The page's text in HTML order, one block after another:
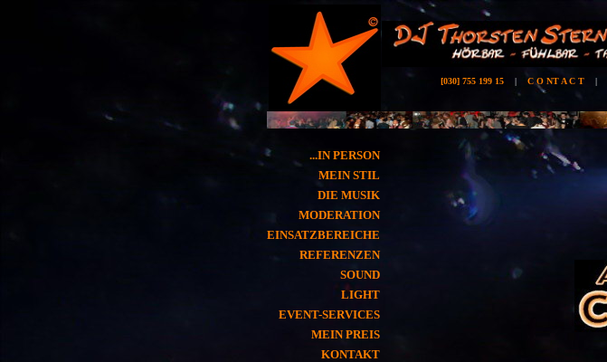
[030] 755 199 15 | C O NT A C T |
...IN PERSON
MEIN STIL
DIE MUSIK
MODERATION
EINSATZBEREICHE
REFERENZEN
SOUND
LIGHT
EVENT-SERVICES
MEIN PREIS
KONTAKT